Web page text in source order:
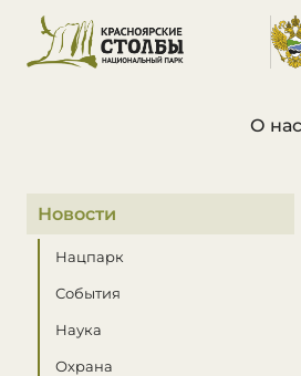
О нас
В этом разделе
Новости
Нацпарк
События
Наука
Охрана